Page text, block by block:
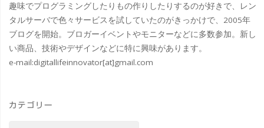
ッ
サ
ー
関
連
ア
趣味でプログラミングしたりもの作りしたりするのが好きで、レン
タルサーバで色々サービスを試していたのがきっかけで、2005年
ブログを開始。ブロガーイベントやモニターなどに多数参加。新し
い商品、技術やデザインなどに特に興味があります。
e-mail:digitallifeinnovator[at]gmail.com
カテゴリー